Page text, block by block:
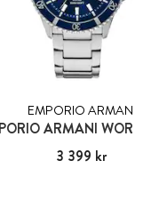
EMPORIO ARMANI
Pris :3 399 kr
3 399 kr